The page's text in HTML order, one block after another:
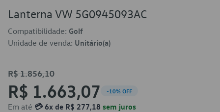
Lanterna VW 5G0945093AC
Compatibilidade: Golf
Unidade de venda: Unitário(a)
R$ 1.856,10
R$ 1.663,07 -10% OFF
Em até 💳 6x de R$ 277,18 sem juros